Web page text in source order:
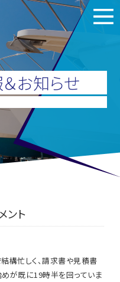
お知らせ
ント
構忙しく、請求書や見積書
が既に19時半を回っていま